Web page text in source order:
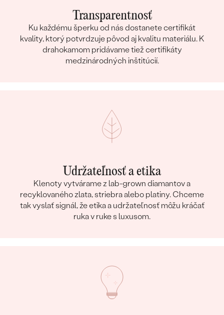
Transparentnosť
Ku každému šperku od nás dostanete certifikát
kvality, ktorý potvrdzuje pôvod aj kvalitu materiálu. K
drahokamom pridávame tiež certifikáty
medzinárodných inštitúcií.
Udržateľnosť a etika
Klenoty vytvárame z lab-grown diamantov a
recyklovaného zlata, striebra alebo platiny. Chceme
tak vyslať signál, že etika a udržateľnosť môžu kráčať
ruka v ruke s luxusom.